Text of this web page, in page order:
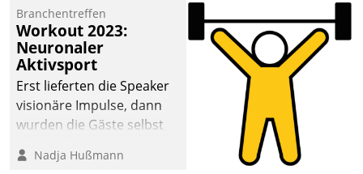
Branchentreffen
Workout 2023:
Neuronaler
Aktivsport
Erst lieferten die Speaker
visionäre Impulse, dann
wurden die Gäste selbst
methodisch
Nadja Hußmann